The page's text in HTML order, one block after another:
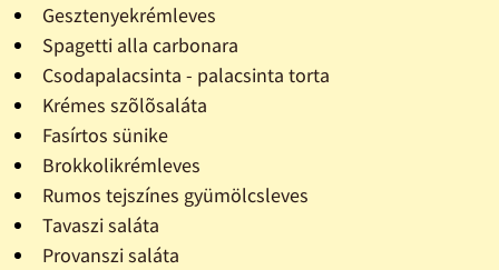
Gesztenyekrémleves
Spagetti alla carbonara
Csodapalacsinta - palacsinta torta
Krémes szõlõsaláta
Fasírtos sünike
Brokkolikrémleves
Rumos tejszínes gyümölcsleves
Tavaszi saláta
Provanszi saláta